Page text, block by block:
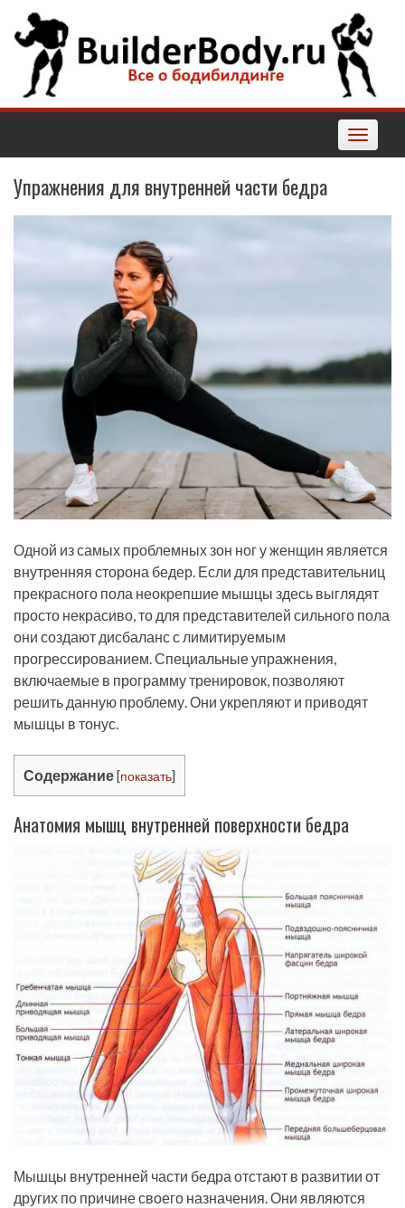
Наверх
Toggle
Упражнения для внутренней части бедра
Одной из самых проблемных зон ног у женщин является
внутренняя сторона бедер. Если для представительниц
прекрасного пола неокрепшие мышцы здесь выглядят
просто некрасиво, то для представителей сильного пола
они создают дисбаланс с лимитируемым
прогрессированием. Специальные упражнения,
включаемые в программу тренировок, позволяют
решить данную проблему. Они укрепляют и приводят
мышцы в тонус.
Содержание [показать]
Анатомия мышц внутренней поверхности бедра
Мышцы внутренней части бедра отстают в развитии от
других по причине своего назначения. Они являются